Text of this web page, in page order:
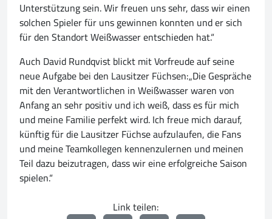
Unterstützung sein. Wir freuen uns sehr, dass wir einen
solchen Spieler für uns gewinnen konnten und er sich
für den Standort Weißwasser entschieden hat.“
Auch David Rundqvist blickt mit Vorfreude auf seine
neue Aufgabe bei den Lausitzer Füchsen:„Die Gespräche
mit den Verantwortlichen in Weißwasser waren von
Anfang an sehr positiv und ich weiß, dass es für mich
und meine Familie perfekt wird. Ich freue mich darauf,
künftig für die Lausitzer Füchse aufzulaufen, die Fans
und meine Teamkollegen kennenzulernen und meinen
Teil dazu beizutragen, dass wir eine erfolgreiche Saison
spielen.“
Link teilen: